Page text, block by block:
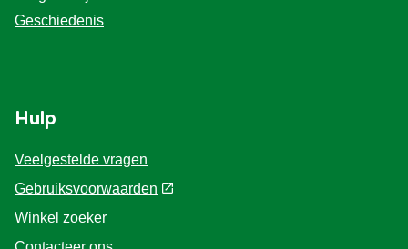
Toegankelijkheid
Veelgestelde vragen
Gebruiksvoorwaarden
Winkel zoeker